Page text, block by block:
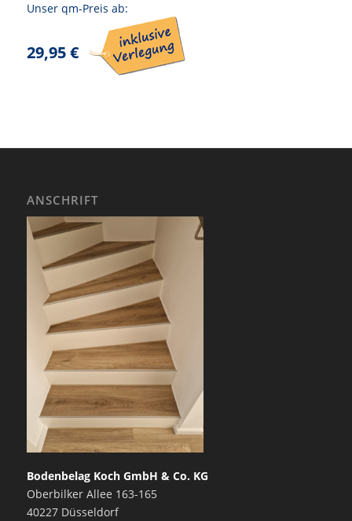
Unser qm-Preis ab:
29,95 €
ANSCHRIFT
Bodenbelag Koch GmbH & Co. KG
Oberbilker Allee 163-165
40227 Düsseldorf